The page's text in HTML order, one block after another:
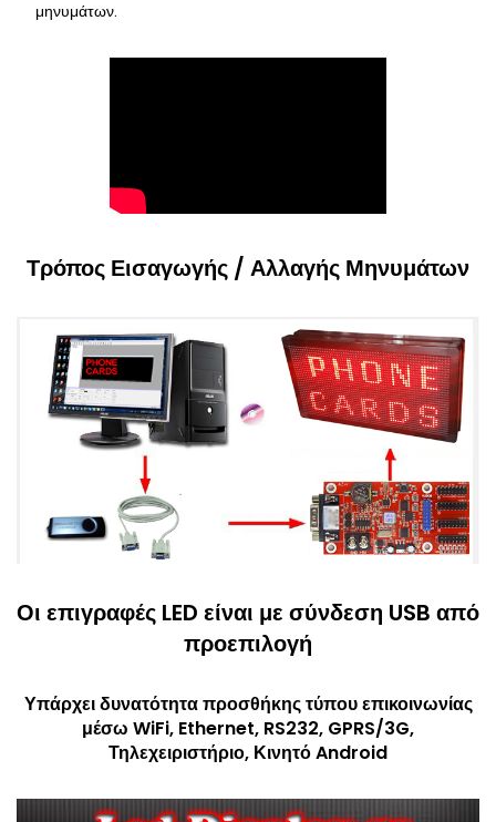
μηνυμάτων.
Τρόπος Εισαγωγής / Αλλαγής Μηνυμάτων
Οι επιγραφές LED είναι με σύνδεση USB από
προεπιλογή
Υπάρχει δυνατότητα προσθήκης τύπου επικοινωνίας
μέσω WiFi, Ethernet, RS232, GPRS/3G,
Τηλεχειριστήριο, Κινητό Android